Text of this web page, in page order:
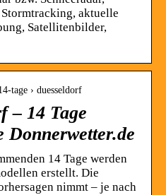
aktuelle
Satellitenbilder,
tage › duesseldorf
– 14 Tage
Donnerwetter.de
14 Tage werden
erstellt. Die
nimmt – je nach